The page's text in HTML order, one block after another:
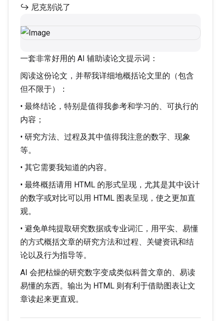
↪ 尼克别说了
一套非常好用的 AI 辅助读论文提示词：
阅读这份论文，并帮我详细地概括论文里的（包含
但不限于）：
• 最终结论，特别是值得我参考和学习的、可执行的
内容；
• 研究方法、过程及其中值得我注意的数字、现象
等。
• 其它需要我知道的内容。
• 最终概括请用 HTML 的形式呈现，尤其是其中设计
的数字或对比可以用 HTML 图表呈现，使之更加直
观。
• 避免单纯提取研究数据或专业词汇，用平实、易懂
的方式概括文章的研究方法和过程、关键资讯和结
论以及行为指导等。
AI 会把枯燥的研究数字变成类似科普文章的、易读
易懂的东西。输出为 HTML 则有利于借助图表让文
章读起来更直观。